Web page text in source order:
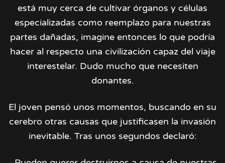
está muy cerca de cultivar órganos y células
especializadas como reemplazo para nuestras
partes dañadas, imagine entonces lo que podría
hacer al respecto una civilización capaz del viaje
interestelar. Dudo mucho que necesiten
donantes.
El joven pensó unos momentos, buscando en su
cerebro otras causas que justificasen la invasión
inevitable. Tras unos segundos declaró: